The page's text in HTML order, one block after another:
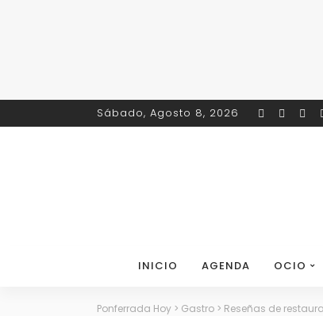
Sábado, Agosto 8, 2026
INICIO AGENDA OCIO
Ponferrada Hoy > Gastro > Reseñas de